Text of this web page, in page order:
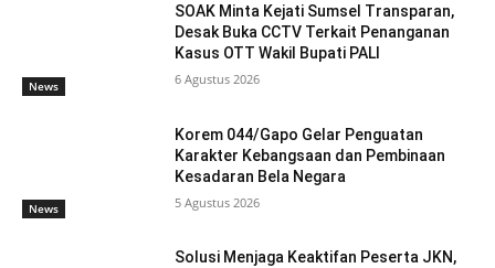
News
SOAK Minta Kejati Sumsel Transparan,
Desak Buka CCTV Terkait Penanganan
Kasus OTT Wakil Bupati PALI
6 Agustus 2026
News
Korem 044/Gapo Gelar Penguatan
Karakter Kebangsaan dan Pembinaan
Kesadaran Bela Negara
5 Agustus 2026
Solusi Menjaga Keaktifan Peserta JKN,